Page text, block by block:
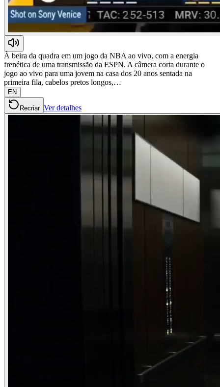
À beira da quadra em um jogo da NBA ao vivo, com a energia
frenética de uma transmissão da ESPN. A câmera corta durante o
jogo ao vivo para uma jovem na casa dos 20 anos sentada na
primeira fila, cabelos pretos longos,…
EN
Recriar Ver detalhes